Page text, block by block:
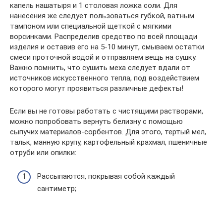
капель нашатыря и 1 столовая ложка соли. Для
нанесения же следует пользоваться губкой, ватным
тампоном или специальной щеткой с мягкими
ворсинками. Распределив средство по всей площади
изделия и оставив его на 5-10 минут, смываем остатки
смеси проточной водой и отправляем вещь на сушку.
Важно помнить, что сушить меха следует вдали от
источников искусственного тепла, под воздействием
которого могут проявиться различные дефекты!
Если вы не готовы работать с чистящими растворами,
можно попробовать вернуть белизну с помощью
сыпучих материалов-сорбентов. Для этого, тертый мел,
тальк, манную крупу, картофельный крахмал, пшеничные
отруби или опилки:
Рассыпаются, покрывая собой каждый
сантиметр;